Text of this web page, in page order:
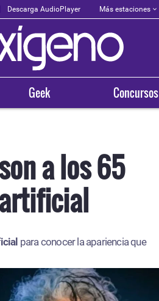
Descarga AudioPlayer Más estaciones
Geek Concursos
a los 65
para conocer la apariencia que
OXÍGENO EN TU CIUDAD
Arequipa
93.5 FM